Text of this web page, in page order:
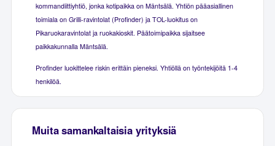
kommandiittiyhtiö, jonka kotipaikka on Mäntsälä. Yhtiön pääasiallinen
toimiala on Grilli-ravintolat (Profinder) ja TOL-luokitus on
Pikaruokaravintolat ja ruokakioskit. Päätoimipaikka sijaitsee
paikkakunnalla Mäntsälä.
Profinder luokittelee riskin erittäin pieneksi. Yhtiöllä on työntekijöitä 1-4
henkilöä.
Muita samankaltaisia yrityksiä